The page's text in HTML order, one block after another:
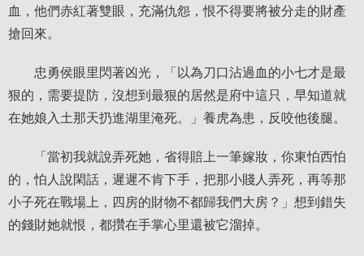
血，他們赤紅著雙眼，充滿仇怨，恨不得要將被分走的財產
搶回來。
忠勇侯眼里閃著凶光，「以為刀口沾過血的小七才是最
狠的，需要提防，沒想到最狠的居然是府中這只，早知道就
在她娘入土那天扔進湖里淹死。」養虎為患，反咬他後腿。
「當初我就說弄死她，省得賠上一筆嫁妝，你東怕西怕
的，怕人說閑話，遲遲不肯下手，把那小賤人弄死，再等那
小子死在戰場上，四房的財物不都歸我們大房？」想到錯失
的錢財她就恨，都攢在手掌心里還被它溜掉。